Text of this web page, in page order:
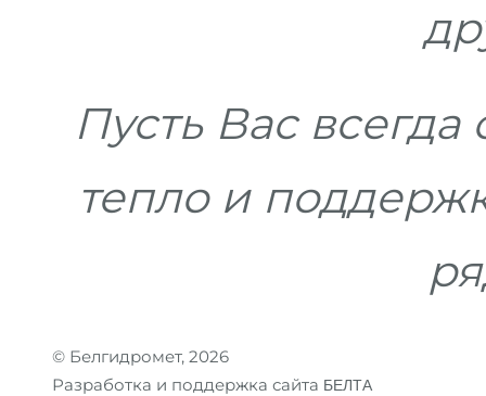
Пусть Вас
тепло и
© Белгидромет, 2026
Разработка и поддержка сайта БЕЛТА